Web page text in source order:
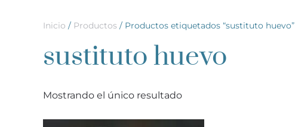
Inicio / Productos / Productos etiquetados “sustituto huevo”
sustituto huevo
Mostrando el único resultado